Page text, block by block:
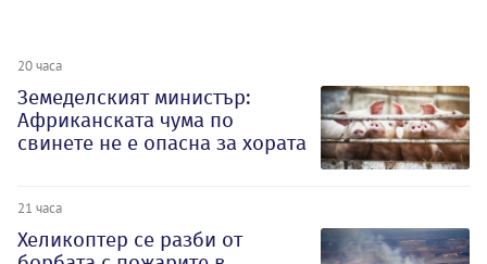
20 часа
Земеделският министър:
Африканската чума по
свинете не е опасна за хората
21 часа
Хеликоптер се разби от